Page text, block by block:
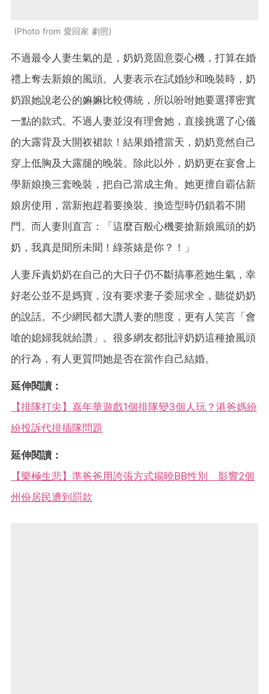
Photo from 愛回家 劇照
不過最令人妻生氣的是，奶奶竟固意耍心機，打算在婚
禮上奪去新娘的風頭。人妻表示在試婚紗和晚裝時，奶
奶跟她說老公的嫲嫲比較傳統，所以吩咐她要選擇密實
一點的款式。不過人妻並沒有理會她，直接挑選了心儀
的大露背及大開衩裙款！結果婚禮當天，奶奶竟然自己
穿上低胸及大露腿的晚裝。除此以外，奶奶更在宴會上
學新娘換三套晚裝，把自己當成主角。她更擅自霸佔新
娘房使用，當新抱趕着要換裝、換造型時仍鎖着不開
門。而人妻則直言：「這麼百般心機要搶新娘風頭的奶
奶，我真是聞所未聞！綠茶婊是你？！」
人妻斥責奶奶在自己的大日子仍不斷搞事惹她生氣，幸
好老公並不是媽寶，沒有要求妻子委屈求全，聽從奶奶
的說話。不少網民都大讚人妻的態度，更有人笑言「會
嗆的媳婦我就給讚」。很多網友都批評奶奶這種搶風頭
的行為，有人更質問她是否在當作自己結婚。
延伸閱讀：
【排隊打尖】嘉年華遊戲1個排隊變3個人玩？港爸媽紛
紛投訴代排插隊問題
延伸閱讀：
【樂極生悲】準爸爸用誇張方式揭曉BB性別 影響2個
州份居民遭到罰款